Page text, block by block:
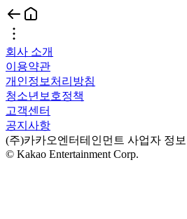
회사 소개
이용약관
개인정보처리방침
청소년보호정책
고객센터
공지사항
(주)카카오엔터테인먼트 사업자 정보
© Kakao Entertainment Corp.